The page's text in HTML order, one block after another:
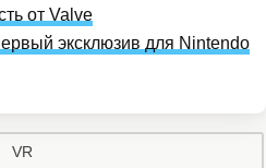
от Valve
эксклюзив для Nintendo
VR